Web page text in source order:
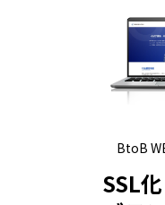
BtoB
SSL